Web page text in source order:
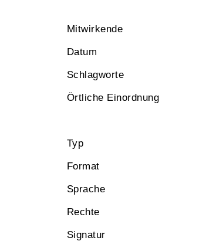
Mitwirkende
Datum
Schlagworte
Örtliche Einordnung
Typ
Format
Sprache
Rechte
Signatur